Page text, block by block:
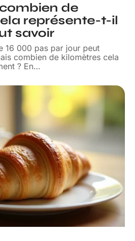
de
représente-t-il
savoir
16 000 pas par jour peut
combien de kilomètres cela
? En…